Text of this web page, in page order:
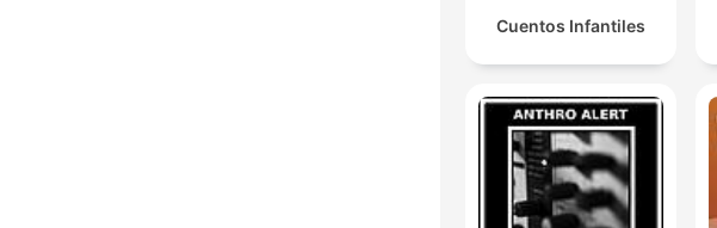
Cuentos Infantiles